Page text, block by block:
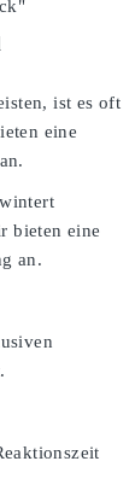
ist es oft
eine
bieten eine
an.